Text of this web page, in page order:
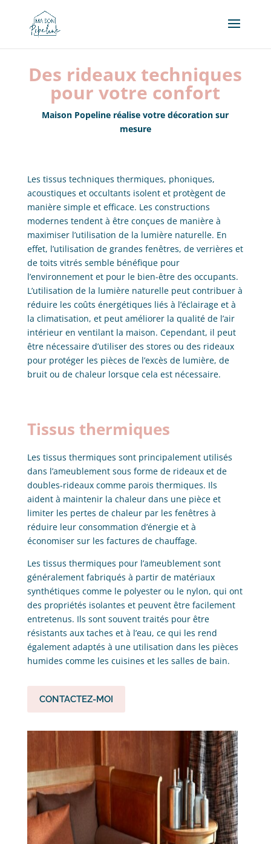
Des rideaux techniques
pour votre confort
Maison Popeline réalise votre décoration sur
mesure
Les tissus techniques thermiques, phoniques,
acoustiques et occultants isolent et protègent de
manière simple et efficace. Les constructions
modernes tendent à être conçues de manière à
maximiser l’utilisation de la lumière naturelle. En
effet, l’utilisation de grandes fenêtres, de verrières et
de toits vitrés semble bénéfique pour
l’environnement et pour le bien-être des occupants.
L’utilisation de la lumière naturelle peut contribuer à
réduire les coûts énergétiques liés à l’éclairage et à
la climatisation, et peut améliorer la qualité de l’air
intérieur en ventilant la maison. Cependant, il peut
être nécessaire d’utiliser des stores ou des rideaux
pour protéger les pièces de l’excès de lumière, de
bruit ou de chaleur lorsque cela est nécessaire.
Tissus thermiques
Les tissus thermiques sont principalement utilisés
dans l’ameublement sous forme de rideaux et de
doubles-rideaux comme parois thermiques. Ils
aident à maintenir la chaleur dans une pièce et
limiter les pertes de chaleur par les fenêtres à
réduire leur consommation d’énergie et à
économiser sur les factures de chauffage.
Les tissus thermiques pour l’ameublement sont
généralement fabriqués à partir de matériaux
synthétiques comme le polyester ou le nylon, qui ont
des propriétés isolantes et peuvent être facilement
entretenus. Ils sont souvent traités pour être
résistants aux taches et à l’eau, ce qui les rend
également adaptés à une utilisation dans les pièces
humides comme les cuisines et les salles de bain.
CONTACTEZ-MOI